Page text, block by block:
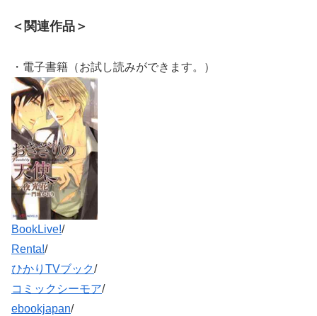
＜関連作品＞
・電子書籍（お試し読みができます。）
BookLive!/
Renta!/
ひかりTVブック/
コミックシーモア/
ebookjapan/